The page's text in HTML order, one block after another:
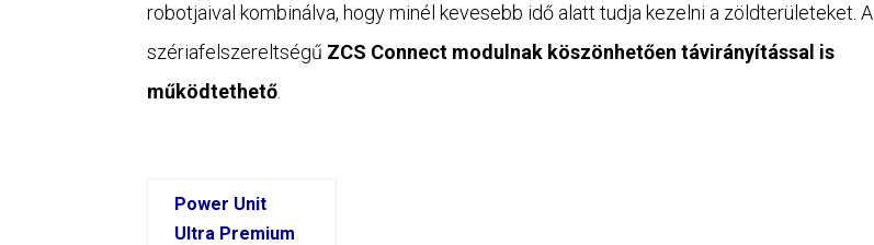
robotjaival kombinálva, hogy minél kevesebb idő alatt tudja kezelni a zöldterületeket. A
szériafelszereltségű ZCS Connect modulnak köszönhetően távirányítással is
működtethető.
Power Unit
Ultra Premium